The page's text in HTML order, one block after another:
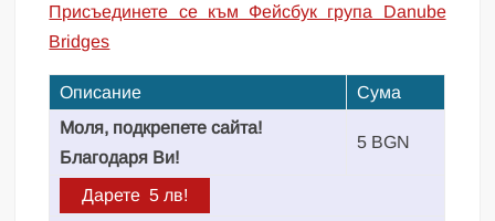
Присъединете се към Фейсбук група Danube
Bridges
Описание
Сума
Моля, подкрепете сайта!
Благодаря Ви!
5 BGN